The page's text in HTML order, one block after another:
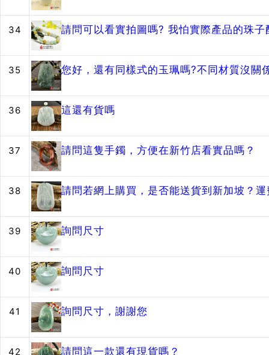
34 請問可以看實拍圖嗎? 我怕實際產品的珠
35 您好，還有同樣式的玉珮嗎?不同材質沒關
36 這還有貨嗎
37 請問這隻手鐲，方便在新竹店看實品嗎？
38 請問若網上購買，是否能送貨到新加坡？
39 詢問尺寸
40 詢問尺寸
41 詢問尺寸，謝謝您
42 請問這一款還有現貨嗎？